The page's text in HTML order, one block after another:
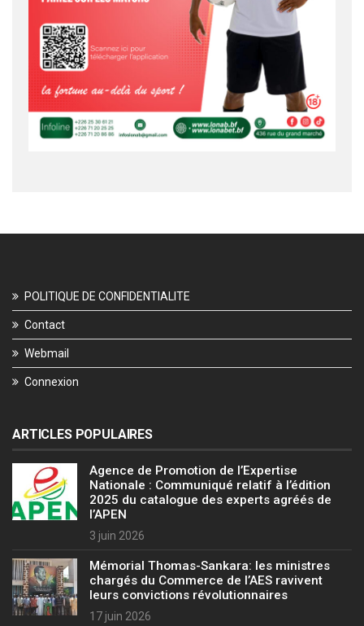
POLITIQUE DE CONFIDENTIALITE
Contact
Webmail
Connexion
ARTICLES POPULAIRES
Agence de Promotion de l’Expertise
Nationale : Communiqué relatif à l’édition
2025 du catalogue des experts agréés de
l’APEN
3 juin 2026
Mémorial Thomas-Sankara: les ministres
chargés du Commerce de l’AES ravivent
leurs convictions révolutionnaires
17 juin 2026